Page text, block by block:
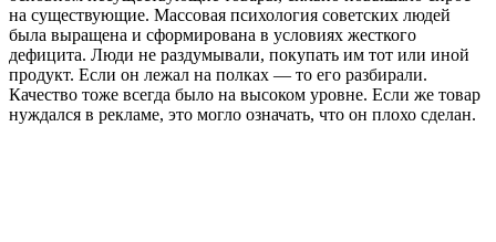
на существующие. Массовая психология советских людей
была выращена и сформирована в условиях жесткого
дефицита. Люди не раздумывали, покупать им тот или иной
продукт. Если он лежал на полках — то его разбирали.
Качество тоже всегда было на высоком уровне. Если же товар
нуждался в рекламе, это могло означать, что он плохо сделан.